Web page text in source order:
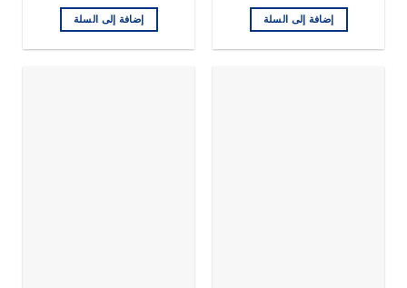
إضافة إلى السلة إضافة إلى السلة